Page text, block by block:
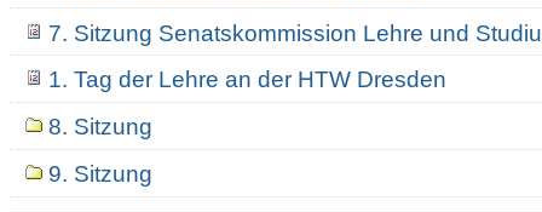
7. Sitzung Senatskommission Lehre und
1. Tag der Lehre an der HTW Dresden
8. Sitzung
9. Sitzung